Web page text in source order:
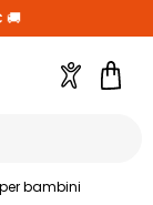
🚚
Account
bambini